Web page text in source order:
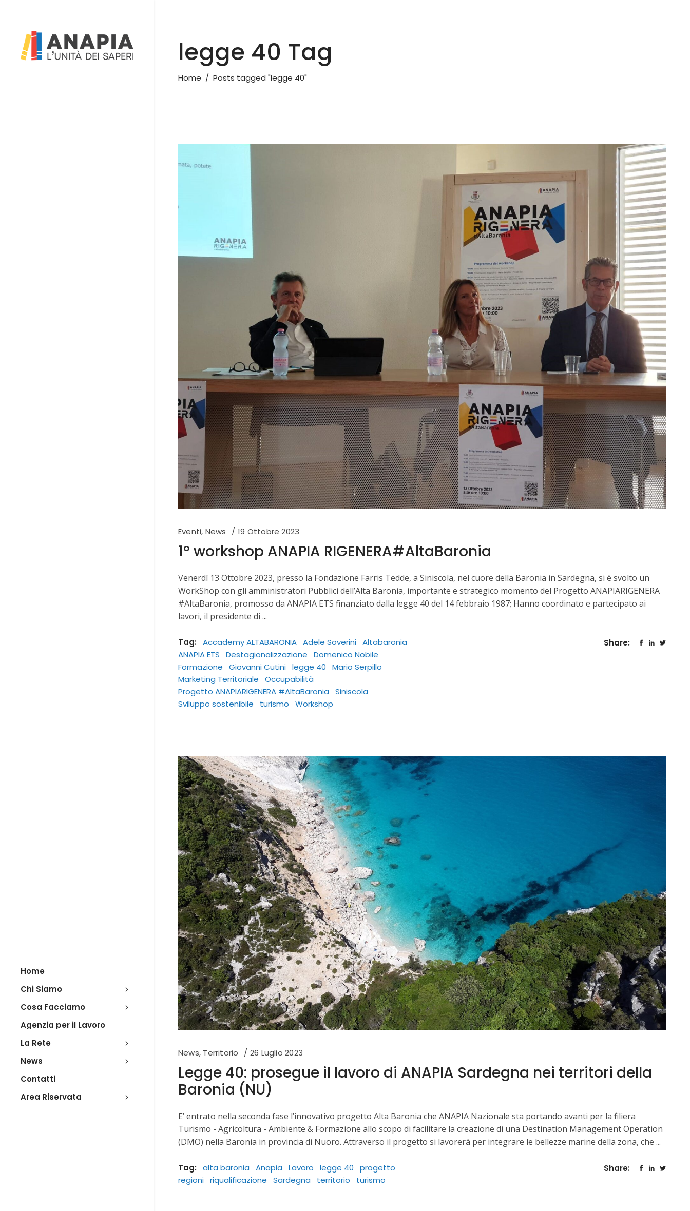
Home
Chi Siamo
Cosa Facciamo
Agenzia per il Lavoro
La Rete
News
Contatti
Area Riservata
legge 40 Tag
Home / Posts tagged "legge 40"
Eventi, News 19 Ottobre 2023
1° workshop ANAPIA RIGENERA#AltaBaronia
Venerdì 13 Ottobre 2023, presso la Fondazione Farris Tedde, a Siniscola, nel cuore della Baronia in Sardegna, si è svolto un
WorkShop con gli amministratori Pubblici dell’Alta Baronia, importante e strategico momento del Progetto ANAPIARIGENERA
#AltaBaronia, promosso da ANAPIA ETS finanziato dalla legge 40 del 14 febbraio 1987; Hanno coordinato e partecipato ai
lavori, il presidente di
Tag: Accademy ALTABARONIA Adele Soverini Altabaronia
ANAPIA ETS
Destagionalizzazione
Domenico Nobile
Formazione
Giovanni Cutini legge 40
Mario Serpillo
Marketing Territoriale
Occupabilità
Progetto ANAPIARIGENERA #AltaBaronia
Siniscola
Sviluppo sostenibile
turismo Workshop
Share:
News, Territorio 26 Luglio 2023
Legge 40: prosegue il lavoro di ANAPIA Sardegna nei territori della
Baronia (NU)
E’ entrato nella seconda fase l’innovativo progetto Alta Baronia che ANAPIA Nazionale sta portando avanti per la filiera
Turismo - Agricoltura - Ambiente & Formazione allo scopo di facilitare la creazione di una Destination Management Operation
(DMO) nella Baronia in provincia di Nuoro. Attraverso il progetto si lavorerà per integrare le bellezze marine della zona, che
Tag: alta baronia Anapia Lavoro legge 40
progetto
regioni riqualificazione Sardegna territorio turismo
Share: